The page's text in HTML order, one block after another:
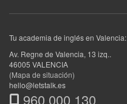
Tu academia de inglés en Valencia:
Av. Regne de Valencia, 13 izq..
46005 VALENCIA
(Mapa de situación)
hello@letstalk.es
960 000 130